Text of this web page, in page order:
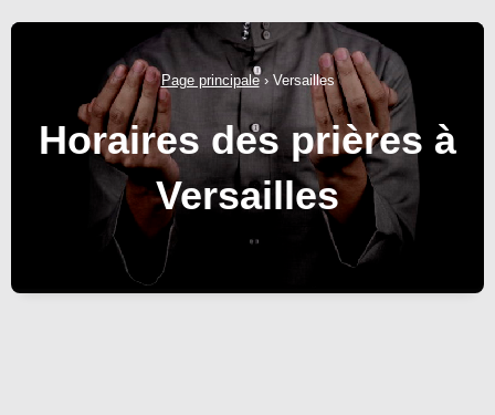
Page principale› Versailles
Horaires des prières à
Versailles